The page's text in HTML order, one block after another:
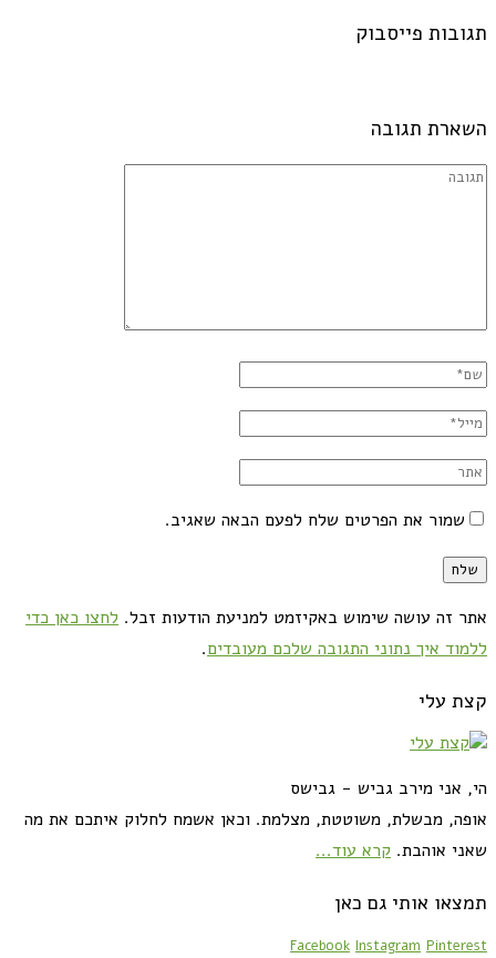
תגובות פייסבוק
השארת תגובה
שמור את הפרטים שלח לפעם הבאה שאגיב.
אתר זה עושה שימוש באקיזמט למניעת הודעות זבל. לחצו כאן כדי
ללמוד איך נתוני התגובה שלכם מעובדים.
קצת עלי
הי, אני מירב גביש - גבישס
אופה, מבשלת, משוטטת, מצלמת. וכאן אשמח לחלוק איתכם את מה
שאני אוהבת. קרא עוד...
תמצאו אותי גם כאן
Facebook Instagram Pinterest